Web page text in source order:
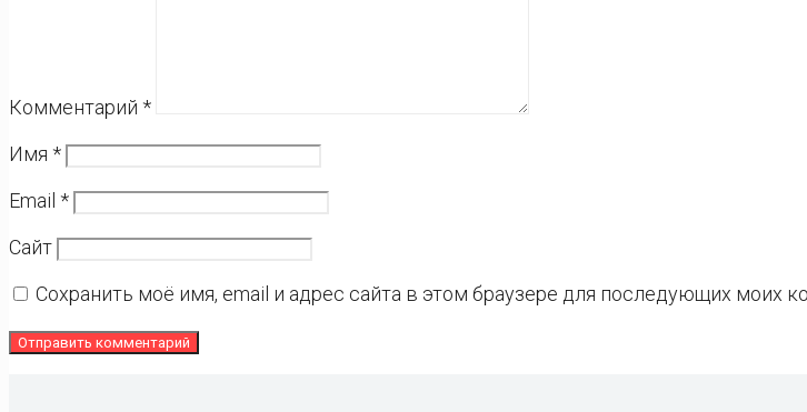
Комментарий *
Имя *
Email *
Сайт
Сохранить моё имя, email и адрес сайта в этом браузере для последующих моих